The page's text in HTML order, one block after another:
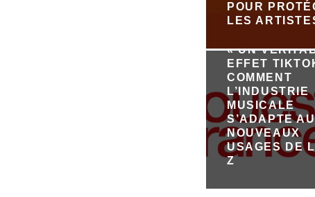
POUR
LES
« UN
EFFET
COMMENT
L’INDUSTRIE
MUSICALE
S’ADAPTE
NOUVEAUX
USAGES DE
Z